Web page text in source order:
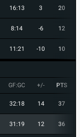
16:13 3 20
8:14 -6 12
11:21 -10 10
GF:GC +/- PTS
32:18 14 37
31:19 12 36